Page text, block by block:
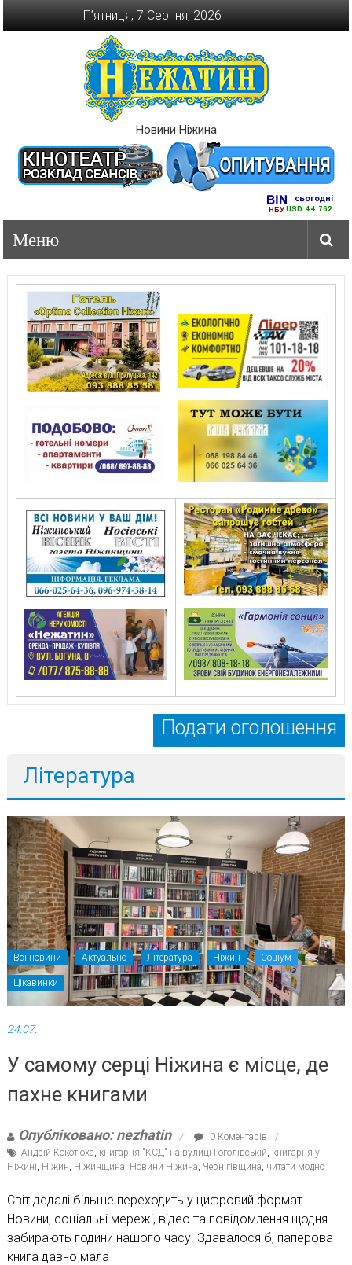
П’ятниця, 7 Серпня, 2026
Новини Ніжина
Подати оголошення
Література
Всі новини Актуально Література Ніжин Соціум
Цікавинки
24.07.
У самому серці Ніжина є місце, де
пахне книгами
Опубліковано: nezhatin
0 Коментарів
Андрій Кокотюха книгарня "КСД" на вулиці Гоголівській книгарня у
Ніжині Ніжин Ніжинщина Новини Ніжина Чернігівщина читати модно
Світ дедалі більше переходить у цифровий формат.
Новини, соціальні мережі, відео та повідомлення щодня
забирають години нашого часу. Здавалося б, паперова
книга давно мала